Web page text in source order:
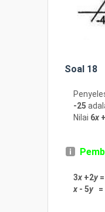
Soal 18
-25
Nilai 6x
3x +2y
x - 5y=